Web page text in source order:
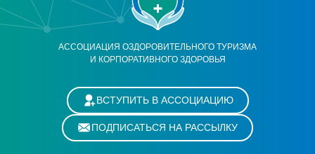
АССОЦИАЦИЯ ОЗДОРОВИТЕЛЬНОГО ТУРИЗМА
И КОРПОРАТИВНОГО ЗДОРОВЬЯ
ВСТУПИТЬ В АССОЦИАЦИЮ
ПОДПИСАТЬСЯ НА РАССЫЛКУ